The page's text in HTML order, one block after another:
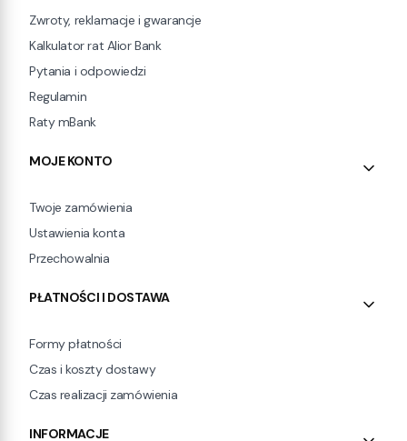
Zwroty, reklamacje i gwarancje
Kalkulator rat Alior Bank
Pytania i odpowiedzi
Regulamin
Raty mBank
MOJE KONTO
Twoje zamówienia
Ustawienia konta
Przechowalnia
PŁATNOŚCI I DOSTAWA
Formy płatności
Czas i koszty dostawy
Czas realizacji zamówienia
INFORMACJE